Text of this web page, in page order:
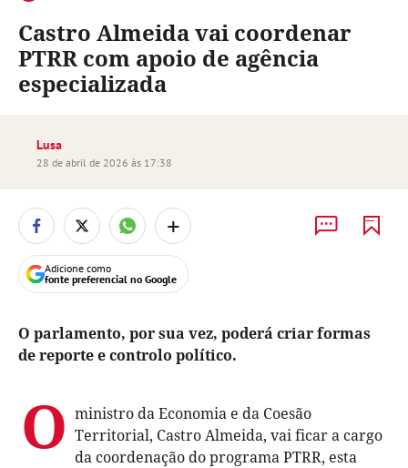
Castro Almeida vai coordenar
PTRR com apoio de agência
especializada
Lusa
28 de abril de 2026 às 17:38
+
Adicione como
fonte preferencial no Google
O parlamento, por sua vez, poderá criar formas
de reporte e controlo político.
O ministro da Economia e da Coesão
Territorial, Castro Almeida, vai ficar a cargo
da coordenação do programa PTRR, esta